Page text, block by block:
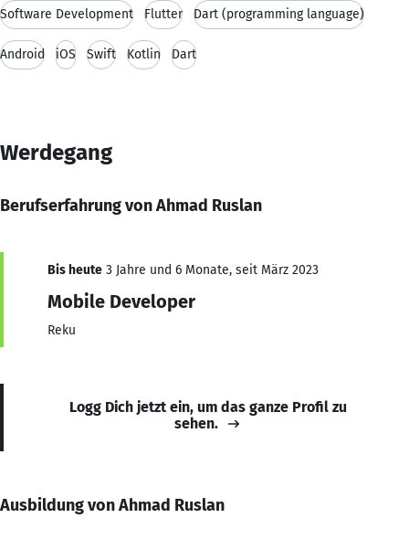
Software Development Flutter Dart (programming language)
Android iOS Swift Kotlin Dart
Werdegang
Berufserfahrung von Ahmad Ruslan
Bis heute 3 Jahre und 6 Monate, seit März 2023
Mobile Developer
Reku
Logg Dich jetzt ein, um das ganze Profil zu
sehen.
Ausbildung von Ahmad Ruslan